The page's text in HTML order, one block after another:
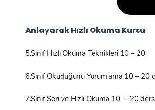
Anlayarak Hızlı Okuma Kursu
5.Sınıf Hızlı Okuma Teknikleri 10 – 20
6.Sınıf Okuduğunu Yorumlama 10 – 20
7.Sınıf Seri ve Hızlı Okuma 10 – 20 ders